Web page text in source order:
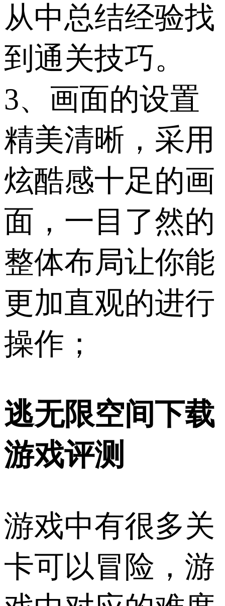
从中总结经验找
到通关技巧。
3、画面的设置
精美清晰，采用
炫酷感十足的画
面，一目了然的
整体布局让你能
更加直观的进行
操作；
逃无限空间下载
游戏评测
游戏中有很多关
卡可以冒险，游